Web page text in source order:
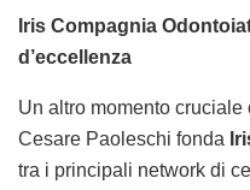
Iris Compagnia
d’eccellenza
Un altro momento
Cesare Paoleschi fonda
tra i principali network di